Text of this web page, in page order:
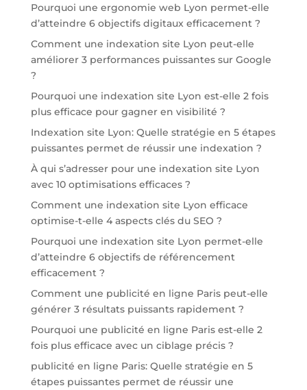
Pourquoi une ergonomie web Lyon permet-elle
d’atteindre 6 objectifs digitaux efficacement ?
Comment une indexation site Lyon peut-elle
améliorer 3 performances puissantes sur Google
?
Pourquoi une indexation site Lyon est-elle 2 fois
plus efficace pour gagner en visibilité ?
Indexation site Lyon: Quelle stratégie en 5 étapes
puissantes permet de réussir une indexation ?
À qui s’adresser pour une indexation site Lyon
avec 10 optimisations efficaces ?
Comment une indexation site Lyon efficace
optimise-t-elle 4 aspects clés du SEO ?
Pourquoi une indexation site Lyon permet-elle
d’atteindre 6 objectifs de référencement
efficacement ?
Comment une publicité en ligne Paris peut-elle
générer 3 résultats puissants rapidement ?
Pourquoi une publicité en ligne Paris est-elle 2
fois plus efficace avec un ciblage précis ?
publicité en ligne Paris: Quelle stratégie en 5
étapes puissantes permet de réussir une